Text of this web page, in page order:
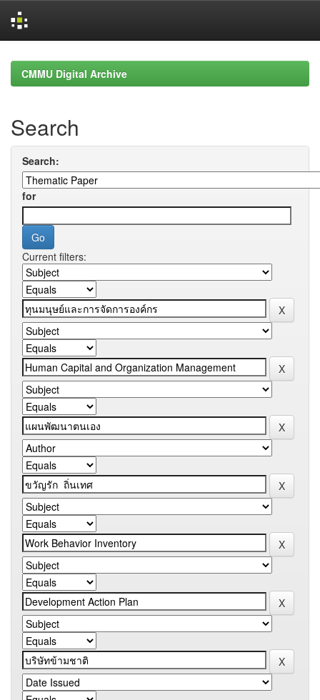
navigationCMMU Digital Archive
Search
Search:
for
Current filters: